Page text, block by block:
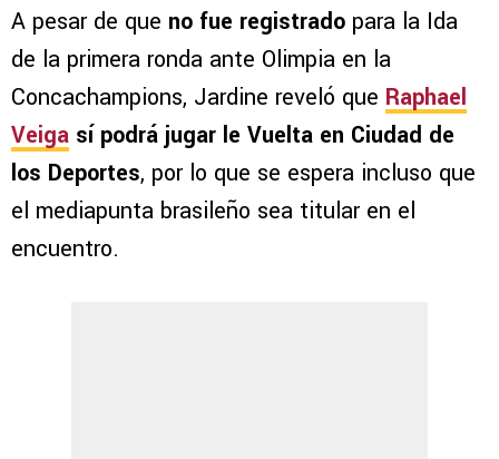
A pesar de que no fue registrado para la Ida
de la primera ronda ante Olimpia en la
Concachampions, Jardine reveló que Raphael
Veiga sí podrá jugar le Vuelta en Ciudad de
los Deportes, por lo que se espera incluso que
el mediapunta brasileño sea titular en el
encuentro.